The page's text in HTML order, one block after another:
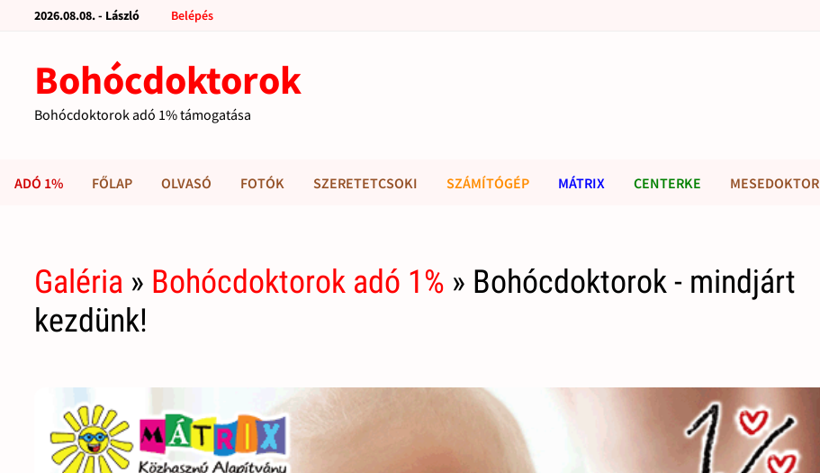
2026.08.08. - László Belépés
Bohócdoktorok
Bohócdoktorok adó 1% támogatása
ADÓ 1% FŐLAP OLVASÓ FOTÓK SZERETETCSOKI SZÁMÍTÓGÉP MÁTRIX CENTERKE MESEDOKTOR
Galéria » Bohócdoktorok adó 1% » Bohócdoktorok - mindjárt
kezdünk!